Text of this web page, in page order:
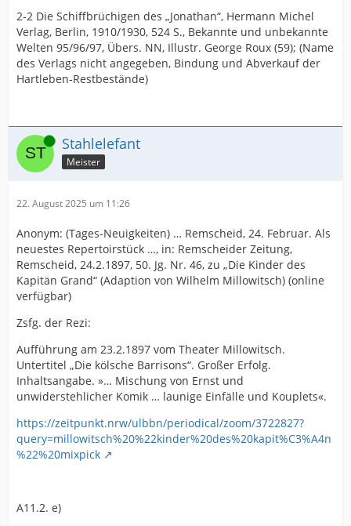
2-2 Die Schiffbrüchigen des „Jonathan“, Hermann Michel
Verlag, Berlin, 1910/1930, 524 S., Bekannte und unbekannte
Welten 95/96/97, Übers. NN, Illustr. George Roux (59); (Name
des Verlags nicht angegeben, Bindung und Abverkauf der
Hartleben-Restbestände)
Online Stahlelefant
Meister
22. August 2025 um 11:26
Anonym: (Tages-Neuigkeiten) … Remscheid, 24. Februar. Als
neuestes Repertoirstück …, in: Remscheider Zeitung,
Remscheid, 24.2.1897, 50. Jg. Nr. 46, zu „Die Kinder des
Kapitän Grand“ (Adaption von Wilhelm Millowitsch) (online
verfügbar)
Zsfg. der Rezi:
Aufführung am 23.2.1897 vom Theater Millowitsch.
Untertitel „Die kölsche Barrisons“. Großer Erfolg.
Inhaltsangabe. »… Mischung von Ernst und
unwiderstehlicher Komik … launige Einfälle und Kouplets«.
https://zeitpunkt.nrw/ulbbn/periodical/zoom/3722827?
query=millowitsch%20%22kinder%20des%20kapit%C3%A4n
%22%20mixpick
A11.2. e)